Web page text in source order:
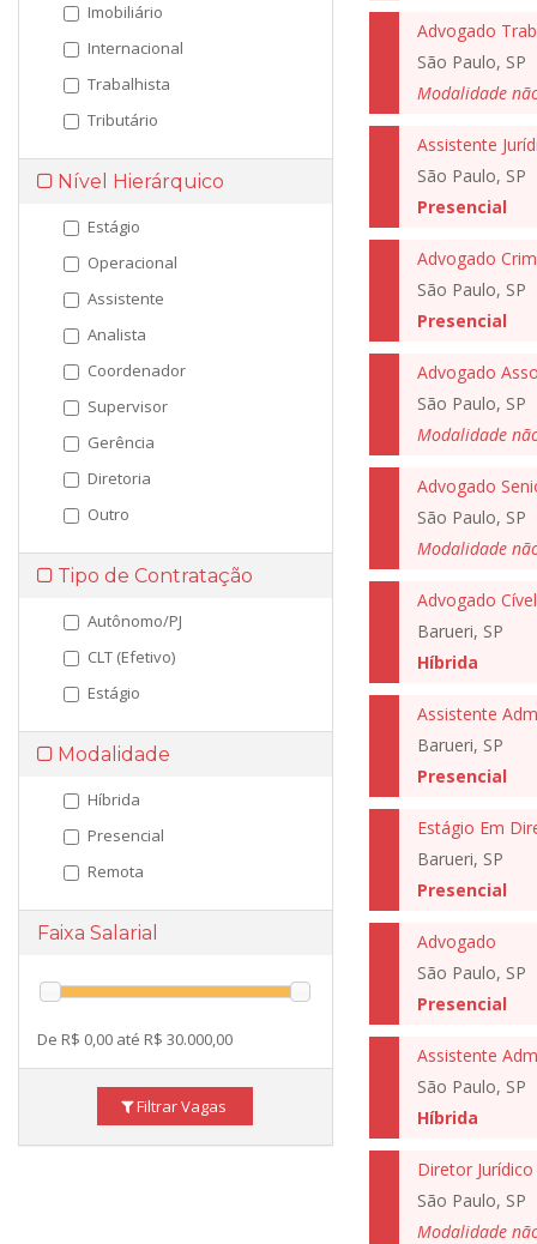
Imobiliário
Internacional
Trabalhista
Tributário
Nível Hierárquico
Estágio
Operacional
Assistente
Analista
Coordenador
Supervisor
Gerência
Diretoria
Outro
Tipo de Contratação
Autônomo/PJ
CLT (Efetivo)
Estágio
Modalidade
Híbrida
Presencial
Remota
Faixa Salarial
De R$ 0,00 até R$ 30.000,00
Filtrar Vagas
Advogado
São Paulo, SP
Modalidade
Assistente
São Paulo, SP
Presencial
Advogado
São Paulo, SP
Presencial
Advogado
São Paulo, SP
Modalidade
Advogado
São Paulo, SP
Modalidade
Advogado
Barueri, SP
Híbrida
Assistente
Barueri, SP
Presencial
Estágio Em
Barueri, SP
Presencial
Advogado
São Paulo, SP
Presencial
Assistente
São Paulo, SP
Híbrida
Diretor Jurídico
São Paulo, SP
Modalidade